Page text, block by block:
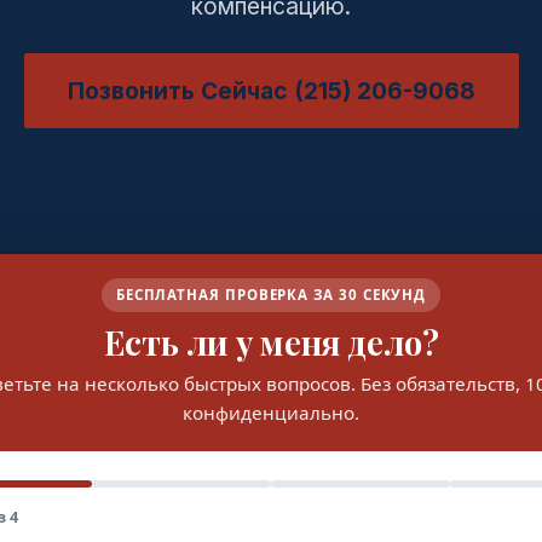
компенсацию.
Позвонить Сейчас (215) 206-9068
БЕСПЛАТНАЯ ПРОВЕРКА ЗА 30 СЕКУНД
Есть ли у меня дело?
на несколько быстрых вопросов. Без обязательств,
конфиденциально.
4